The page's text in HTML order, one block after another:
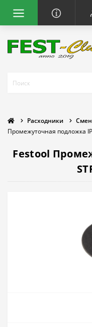
Расходники
Промежуточная подложка
Festool